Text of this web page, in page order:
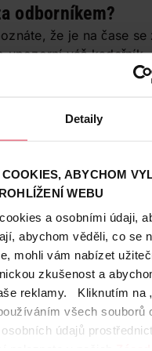
Detaily
ABYCHOM
WEBU
a osobními údaji,
abychom věděli, co se
mohli vám nabízet
zkušenost a
reklamy. Kliknutím na
všech souborů
údajů
odborníkem?
že je na čase
upozorní váš
příznaků:
je
nepříjemně cítit
ve zvýšené míře
s lupy?
příčinu, máte velkou
zbavit. V případě
konzultujte s
stavů si
lupů zbavili,
aby se zabránilo
“konstatuje